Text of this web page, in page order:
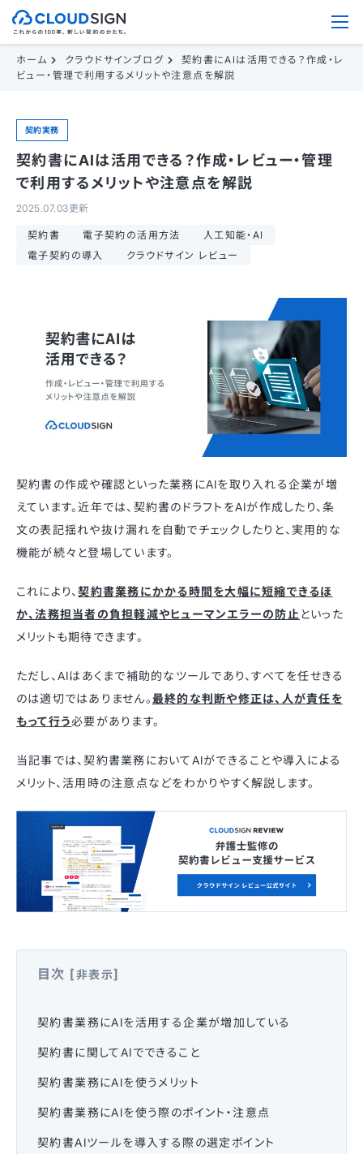
ホーム クラウドサインブログ
契約書にAIは活用できる？作成・レ
ビュー・管理で利用するメリットや注意点を解説
契約実務
契約書にAIは活用できる？作成・レビュー・管理
で利用するメリットや注意点を解説
2025.07.03更新
契約書 電子契約の活用方法
人工知能・AI
電子契約の導入
クラウドサイン レビュー
契約書の作成や確認といった業務にAIを取り入れる企業が増
えています。近年では、契約書のドラフトをAIが作成したり、条
文の表記揺れや抜け漏れを自動でチェックしたりと、実用的な
機能が続々と登場しています。
これにより、契約書業務にかかる時間を大幅に短縮できるほ
か、法務担当者の負担軽減やヒューマンエラーの防止 といった
メリットも期待できます。
ただし、AIはあくまで補助的なツールであり、すべてを任せきる
のは適切ではありません。最終的な判断や修正は、人が責任を
もって行う必要があります。
当記事では、契約書業務においてAIができることや導入による
メリット、活用時の注意点などをわかりやすく解説します。
目次 [非表示]
契約書業務にAIを活用する企業が増加している
契約書に関してAIでできること
契約書業務にAIを使うメリット
契約書業務にAIを使う際のポイント・注意点
契約書AIツールを導入する際の選定ポイント